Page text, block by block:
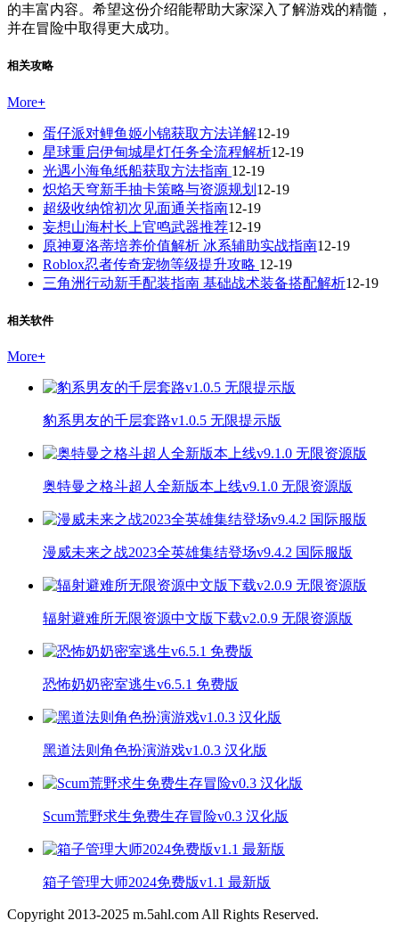
的丰富内容。希望这份介绍能帮助大家深入了解游戏的精髓，
并在冒险中取得更大成功。
相关攻略
More+
蛋仔派对鲤鱼姬小锦获取方法详解12-19
星球重启伊甸城星灯任务全流程解析12-19
光遇小海龟纸船获取方法指南 12-19
炽焰天穹新手抽卡策略与资源规划 12-19
超级收纳馆初次见面通关指南12-19
妄想山海村长上官鸣武器推荐12-19
原神夏洛蒂培养价值解析 冰系辅助实战指南12-19
Roblox忍者传奇宠物等级提升攻略 12-19
三角洲行动新手配装指南 基础战术装备搭配解析12-19
相关软件
More+
豹系男友的千层套路v1.0.5 无限提示版
奥特曼之格斗超人全新版本上线v9.1.0 无限资源版
漫威未来之战2023全英雄集结登场v9.4.2 国际服版
辐射避难所无限资源中文版下载v2.0.9 无限资源版
恐怖奶奶密室逃生v6.5.1 免费版
黑道法则角色扮演游戏v1.0.3 汉化版
Scum荒野求生免费生存冒险v0.3 汉化版
箱子管理大师2024免费版v1.1 最新版
Copyright 2013-2025 m.5ahl.com All Rights Reserved.